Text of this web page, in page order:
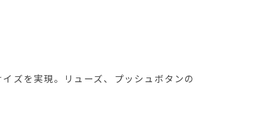
ズを実現。リューズ、プッシュボタンの